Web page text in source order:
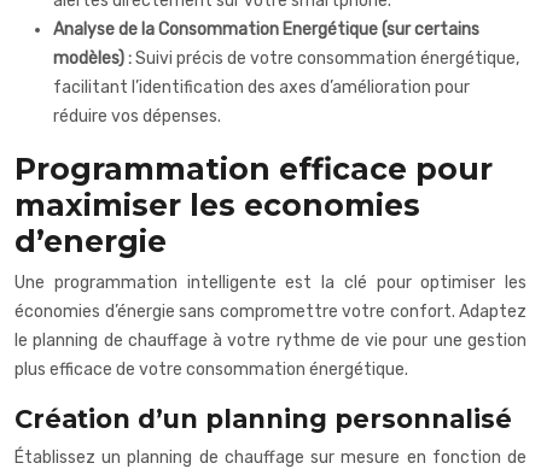
Analyse de la Consommation Energétique (sur certains
modèles) :Suivi précis de votre consommation énergétique,
facilitant l’identification des axes d’amélioration pour
réduire vos dépenses.
Programmation efficace pour
maximiser les economies
d’energie
Une programmation intelligente est la clé pour optimiser les
économies d’énergie sans compromettre votre confort. Adaptez
le planning de chauffage à votre rythme de vie pour une gestion
plus efficace de votre consommation énergétique.
Création d’un planning personnalisé
Établissez un planning de chauffage sur mesure en fonction de